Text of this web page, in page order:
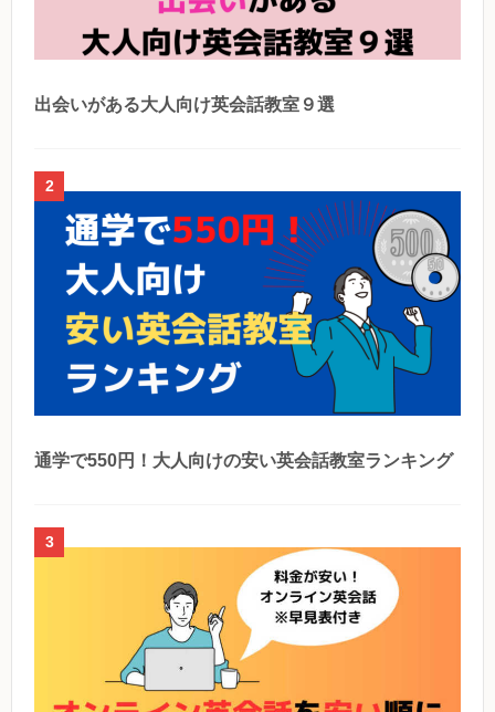
出会いがある大人向け英会話教室９選
2
通学で550円！大人向けの安い英会話教室ランキング
3